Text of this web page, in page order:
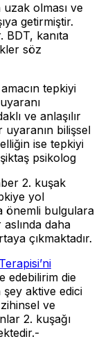
uzak olması ve
getirmiştir.
BDT, kanıta
söz
amacın tepkiyi
ve anlaşılır
uyaranın bilişsel
ise tepkiyi
psikolog
2. kuşak
yol
önemli bulgulara
daha
çıkmaktadır.
edebilirim die
aktive edici
ve
2. kuşağı